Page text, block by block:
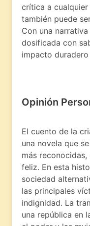
crítica a
también puede
Con una
dosificada con
impacto
Opinión
El cuento de la
una novela que
más
feliz. En esta
sociedad
las principales
indignidad. La
una república en